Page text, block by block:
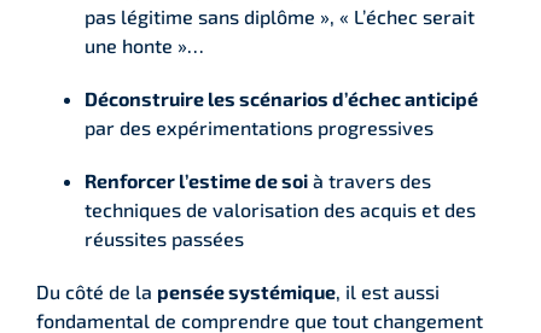
pas légitime sans diplôme », « L’échec serait
une honte »…
Déconstruire les scénarios d’échec anticipé
par des expérimentations progressives
Renforcer l’estime de soi à travers des
techniques de valorisation des acquis et des
réussites passées
Du côté de la pensée systémique , il est aussi
fondamental de comprendre que tout changement